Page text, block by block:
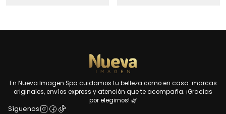
En Nueva Imagen Spa cuidamos tu belleza como en casa: marcas
originales, envíos express y atención que te acompaña. ¡Gracias
por elegirnos! 🌿
Síguenos